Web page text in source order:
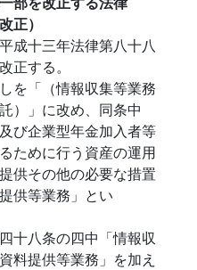
正）
成十三年法律第八十八
正する。
を「（情報収集等業務
）」に改め、同条中
び企業型年金加入者等
ために行う資産の運用
供その他の必要な措置
供等業務」とい
十八条の四中「情報収
料提供等業務」を加え